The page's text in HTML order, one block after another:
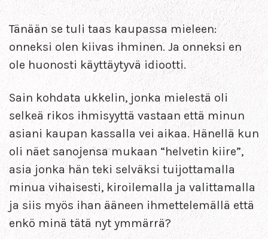
Tänään se tuli taas kaupassa mieleen:
onneksi olen kiivas ihminen. Ja onneksi en
ole huonosti käyttäytyvä idiootti.
Sain kohdata ukkelin, jonka mielestä oli
selkeä rikos ihmisyyttä vastaan että minun
asiani kaupan kassalla vei aikaa. Hänellä kun
oli näet sanojensa mukaan “helvetin kiire”,
asia jonka hän teki selväksi tuijottamalla
minua vihaisesti, kiroilemalla ja valittamalla
ja siis myös ihan ääneen ihmettelemällä että
enkö minä tätä nyt ymmärrä?